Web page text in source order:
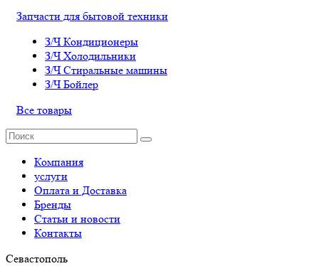
Запчасти для бытовой техники
З/Ч Кондиционеры
З/Ч Холодильники
З/Ч Стиральные машины
З/Ч Бойлер
Все товары
Компания
услуги
Оплата и Доставка
Бренды
Статьи и новости
Контакты
Севастополь